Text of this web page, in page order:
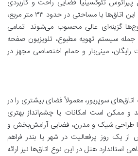
تئوکسینیا فضایی راحت و کاربردی
برای اقامت فراهم می‌کنند. این اتاق‌ها با مساحتی در حدود ۳۳ متر مربع،
گزینه‌ای عالی محسوب می‌شوند. تمامی
جمله سیستم تهویه مطبوع، تلویزیون صفحه
رایگان، مینی‌بار و حمام اختصاصی مجهز در
سوپریور، معمولاً فضای بیشتری را در
و ممکن است امکانات یا چشم‌انداز بهتری
با طراحی شیک و مدرن، فضایی آرامش‌بخش و
از یک روز پرفعالیت در شهر یا بندر فراهم
استاندارد هتل در این نوع اتاق‌ها نیز ارائه